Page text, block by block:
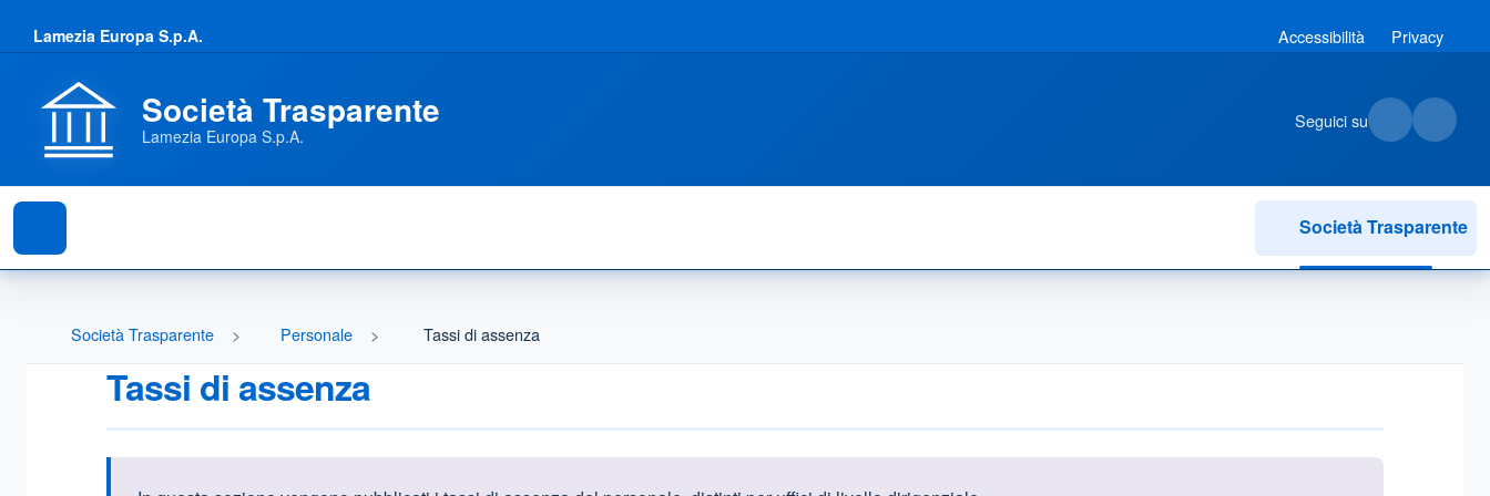
Lamezia Europa S.p.A. Accessibilità Privacy
Società Trasparente
Lamezia Europa S.p.A.
Seguici su
Società Trasparente
Società Trasparente Personale Tassi di assenza
Tassi di assenza